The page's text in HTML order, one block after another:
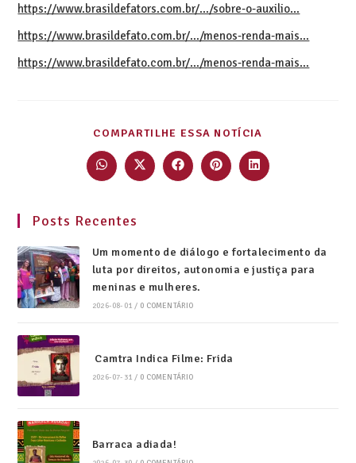
https://www.brasildefators.com.br/…/sobre-o-auxilio…
https://www.brasildefato.com.br/…/menos-renda-mais…
https://www.brasildefato.com.br/…/menos-renda-mais…
COMPARTILHE ESSA NOTÍCIA
Posts Recentes
Um momento de diálogo e fortalecimento da
luta por direitos, autonomia e justiça para
meninas e mulheres.
2026-08-01 / 0 COMENTÁRIO
Camtra Indica Filme: Frida
2026-07-31 / 0 COMENTÁRIO
Barraca adiada!